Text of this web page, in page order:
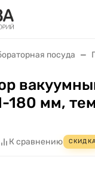
посуда
180 мм,
К сравнению